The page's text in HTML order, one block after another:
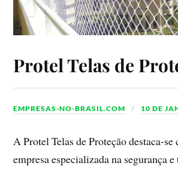
Protel Telas de
EMPRESAS-NO-BRASIL.COM 10 DE
A Protel Telas de Proteção destaca-se
empresa especializada na segurança